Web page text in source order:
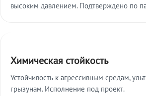
высоким давлением. Подтверждено по
Химическая стойкость
Устойчивость к агрессивным средам,
грызунам. Исполнение под проект.